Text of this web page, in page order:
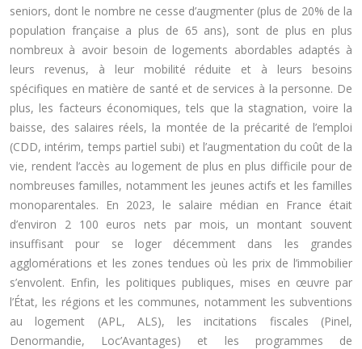
seniors, dont le nombre ne cesse d’augmenter (plus de 20% de la
population française a plus de 65 ans), sont de plus en plus
nombreux à avoir besoin de logements abordables adaptés à
leurs revenus, à leur mobilité réduite et à leurs besoins
spécifiques en matière de santé et de services à la personne. De
plus, les facteurs économiques, tels que la stagnation, voire la
baisse, des salaires réels, la montée de la précarité de l’emploi
(CDD, intérim, temps partiel subi) et l’augmentation du coût de la
vie, rendent l’accès au logement de plus en plus difficile pour de
nombreuses familles, notamment les jeunes actifs et les familles
monoparentales. En 2023, le salaire médian en France était
d’environ 2 100 euros nets par mois, un montant souvent
insuffisant pour se loger décemment dans les grandes
agglomérations et les zones tendues où les prix de l’immobilier
s’envolent. Enfin, les politiques publiques, mises en œuvre par
l’État, les régions et les communes, notamment les subventions
au logement (APL, ALS), les incitations fiscales (Pinel,
Denormandie, Loc’Avantages) et les programmes de